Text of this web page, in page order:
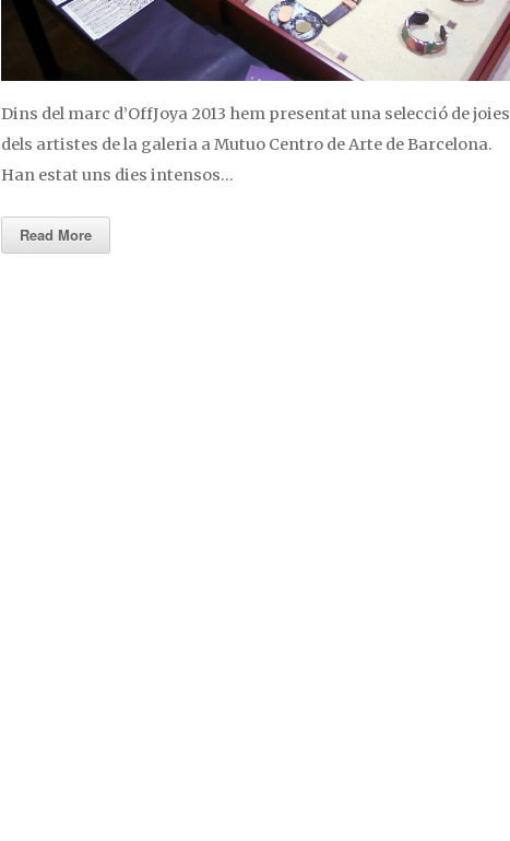
Dins del marc d’OffJoya 2013 hem presentat una selecció de joies
dels artistes de la galeria a Mutuo Centro de Arte de Barcelona.
Han estat uns dies intensos…
Read More